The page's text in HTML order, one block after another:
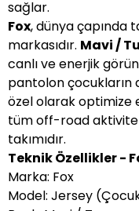
sağlar.
Fox, dünya çapında
markasıdır. Mavi /
canlı ve enerjik
pantolon çocukların
özel olarak optimize
tüm off-road
takımıdır.
Teknik Özellikler -
Marka: Fox
Model: Jersey